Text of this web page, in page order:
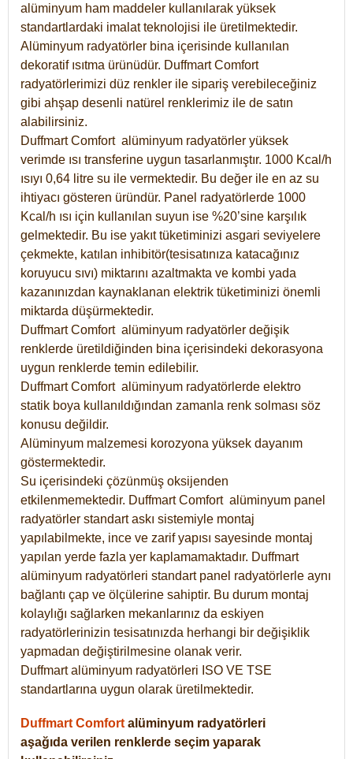
alüminyum ham maddeler kullanılarak yüksek
standartlardaki imalat teknolojisi ile üretilmektedir.
Alüminyum radyatörler bina içerisinde kullanılan
dekoratif ısıtma ürünüdür. Duffmart Comfort
radyatörlerimizi düz renkler ile sipariş verebileceğiniz
gibi ahşap desenli natürel renklerimiz ile de satın
alabilirsiniz.
Duffmart Comfort alüminyum radyatörler yüksek
verimde ısı transferine uygun tasarlanmıştır. 1000 Kcal/h
ısıyı 0,64 litre su ile vermektedir. Bu değer ile en az su
ihtiyacı gösteren üründür. Panel radyatörlerde 1000
Kcal/h ısı için kullanılan suyun ise %20’sine karşılık
gelmektedir. Bu ise yakıt tüketiminizi asgari seviyelere
çekmekte, katılan inhibitör(tesisatınıza katacağınız
koruyucu sıvı) miktarını azaltmakta ve kombi yada
kazanınızdan kaynaklanan elektrik tüketiminizi önemli
miktarda düşürmektedir.
Duffmart Comfort alüminyum radyatörler değişik
renklerde üretildiğinden bina içerisindeki dekorasyona
uygun renklerde temin edilebilir.
DuffmartComfort alüminyum radyatörlerde elektro
statik boya kullanıldığından zamanla renk solması söz
konusu değildir.
Alüminyum malzemesi korozyona yüksek dayanım
göstermektedir.
Su içerisindeki çözünmüş oksijenden
etkilenmemektedir. DuffmartComfort alüminyum panel
radyatörler standart askı sistemiyle montaj
yapılabilmekte, ince ve zarif yapısı sayesinde montaj
yapılan yerde fazla yer kaplamamaktadır. Duffmart
alüminyum radyatörleri standart panel radyatörlerle aynı
bağlantı çap ve ölçülerine sahiptir. Bu durum montaj
kolaylığı sağlarken mekanlarınız da eskiyen
radyatörlerinizin tesisatınızda herhangi bir değişiklik
yapmadan değiştirilmesine olanak verir.
Duffmart alüminyum radyatörleri ISO VE TSE
standartlarına uygun olarak üretilmektedir.
Duffmart Comfort alüminyum radyatörleri
aşağıda verilen renklerde seçim yaparak